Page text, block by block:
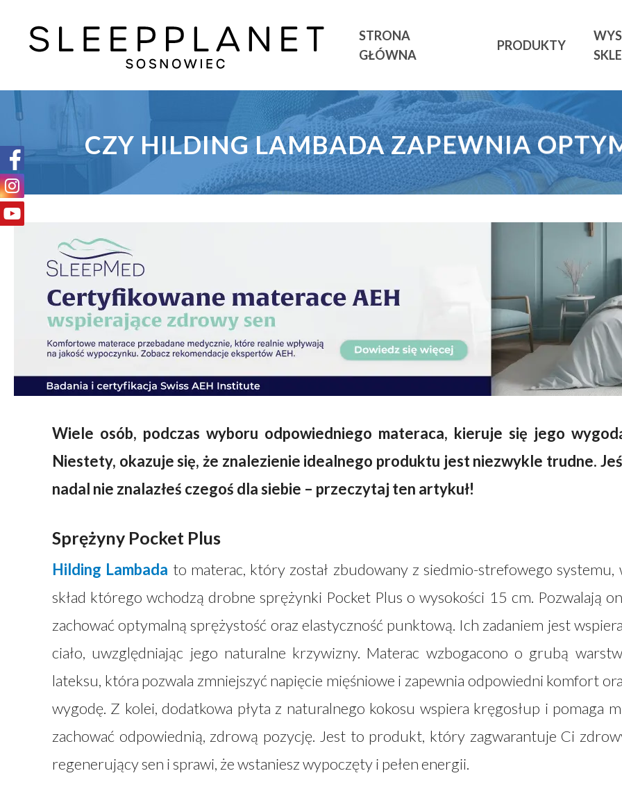
STRONA
GŁÓWNA
PRODUKTY
CZY HILDING LAMBADA ZAPEWNIA
Wiele osób, podczas wyboru odpowiedniego materaca, kieruje się jego
Niestety, okazuje się, że znalezienie idealnego produktu jest niezwykle trudne.
nadal nie znalazłeś czegoś dla siebie – przeczytaj ten artykuł!
Sprężyny Pocket Plus
Hilding Lambada to materac, który został zbudowany z siedmio-strefowego systemu,
skład którego wchodzą drobne sprężynki Pocket Plus o wysokości 15 cm. Pozwalają
zachować optymalną sprężystość oraz elastyczność punktową. Ich zadaniem jest
ciało, uwzględniając jego naturalne krzywizny. Materac wzbogacono o grubą
lateksu, która pozwala zmniejszyć napięcie mięśniowe i zapewnia odpowiedni komfort
wygodę. Z kolei, dodatkowa płyta z naturalnego kokosu wspiera kręgosłup i pomaga
zachować odpowiednią, zdrową pozycję. Jest to produkt, który zagwarantuje Ci
regenerujący sen i sprawi, że wstaniesz wypoczęty i pełen energii.